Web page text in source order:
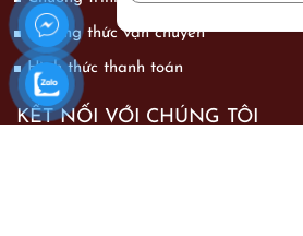
Phương thức vận chuyển
Hình thức thanh toán
KẾT NỐI VỚI CHÚNG TÔI